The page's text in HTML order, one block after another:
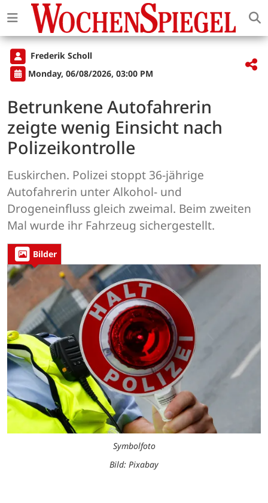
Frederik Scholl
Monday, 06/08/2026, 03:00 PM
Betrunkene Autofahrerin
zeigte wenig Einsicht nach
Polizeikontrolle
Euskirchen. Polizei stoppt 36-jährige
Autofahrerin unter Alkohol- und
Drogeneinfluss gleich zweimal. Beim zweiten
Mal wurde ihr Fahrzeug sichergestellt.
Bilder
Symbolfoto
Bild: Pixabay